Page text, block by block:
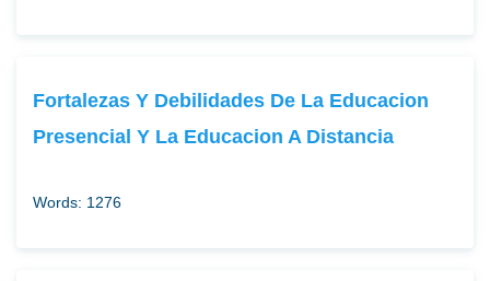
Fortalezas Y Debilidades De La Educacion
Presencial Y La Educacion A Distancia
Words: 1276